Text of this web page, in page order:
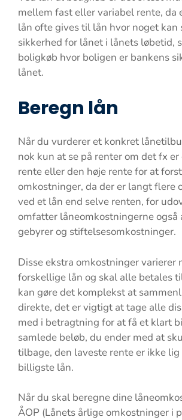
mellem fast eller variabel rente, da
lån ofte gives til lån hvor noget kan
sikkerhed for lånet i lånets løbetid,
boligkøb hvor boligen er bankens
lånet.
Beregn lån
Når du vurderer et konkret
nok kun at se på renter om det fx
rente eller den høje rente for at
omkostninger, da der er langt flere
ved et lån end selve renten, for
omfatter låneomkostningerne også
gebyrer og stiftelsesomkostninger.
Disse ekstra omkostninger varierer
forskellige lån og skal alle betales
kan gøre det komplekst at
direkte, det er vigtigt at tage alle
med i betragtning for at få et klart
samlede beløb, du ender med at
tilbage, den laveste rente er ikke
billigste lån.
Når du skal beregne dine
ÅOP (Lånets årlige omkostninger i